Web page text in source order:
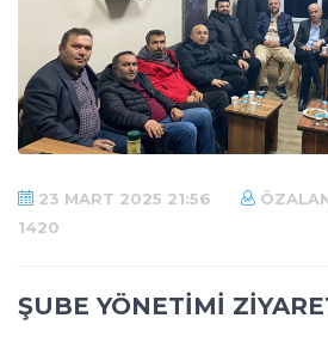
23 MART 2025 21:56
1420
ŞUBE YÖNETİMİ